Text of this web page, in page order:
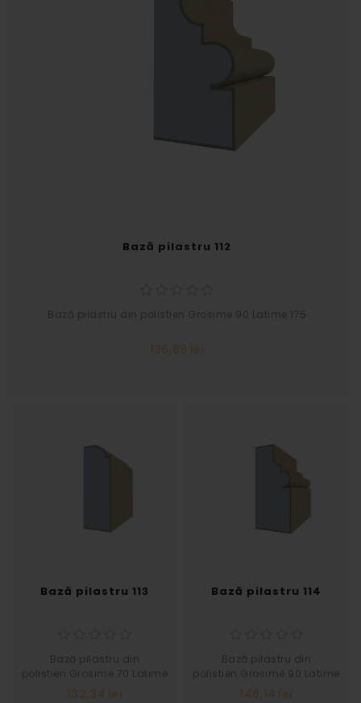
Bază pilastru 112
Bază pilastru din polistien.Grosime 90 Latime 175
136,89 lei
Bază pilastru 113
Bază pilastru din
polistien.Grosime 70 Latime
200
132,34 lei
Bază pilastru 114
Bază pilastru din
polistien.Grosime 90 Latime
200
148,14 lei